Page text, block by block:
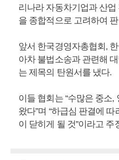
리나라 자동차기업과 산
을 종합적으로 고려하여
앞서 한국경영자총협회,
아차 불법소송과 관련해
는 제목의 탄원서를 냈다.
이들 협회는 “수많은 중소
왔다”며 “하급심 판결에
이 닫히게 될 것”이라고